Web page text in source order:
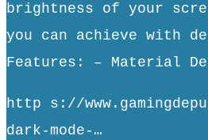
brightness of your
you can achieve with
Features: – Material
http s://
dark-mode-…